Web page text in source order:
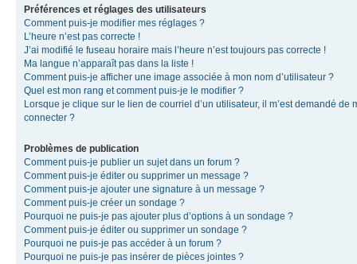
Préférences et réglages des utilisateurs
Comment puis-je modifier mes réglages ?
L’heure n’est pas correcte !
J’ai modifié le fuseau horaire mais l’heure n’est toujours pas correcte !
Ma langue n’apparaît pas dans la liste !
Comment puis-je afficher une image associée à mon nom d’utilisateur ?
Quel est mon rang et comment puis-je le modifier ?
Lorsque je clique sur le lien de courriel d’un utilisateur, il m’est demandé de
connecter ?
Problèmes de publication
Comment puis-je publier un sujet dans un forum ?
Comment puis-je éditer ou supprimer un message ?
Comment puis-je ajouter une signature à un message ?
Comment puis-je créer un sondage ?
Pourquoi ne puis-je pas ajouter plus d’options à un sondage ?
Comment puis-je éditer ou supprimer un sondage ?
Pourquoi ne puis-je pas accéder à un forum ?
Pourquoi ne puis-je pas insérer de pièces jointes ?